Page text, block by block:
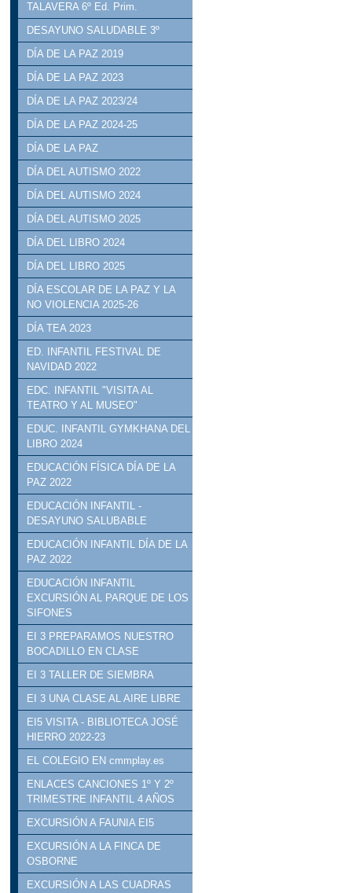
TALAVERA 6º Ed. Prim.
DESAYUNO SALUDABLE 3º
DÍA DE LA PAZ 2019
DÍA DE LA PAZ 2023
DÍA DE LA PAZ 2023/24
DÍA DE LA PAZ 2024-25
DÍA DE LA PAZ
DÍA DEL AUTISMO 2022
DÍA DEL AUTISMO 2024
DÍA DEL AUTISMO 2025
DÍA DEL LIBRO 2024
DÍA DEL LIBRO 2025
DÍA ESCOLAR DE LA PAZ Y LA
NO VIOLENCIA 2025-26
DÍA TEA 2023
ED. INFANTIL FESTIVAL DE
NAVIDAD 2022
EDC. INFANTIL "VISITA AL
TEATRO Y AL MUSEO"
EDUC. INFANTIL GYMKHANA DEL
LIBRO 2024
EDUCACIÓN FÍSICA DÍA DE LA
PAZ 2022
EDUCACIÓN INFANTIL -
DESAYUNO SALUBABLE
EDUCACIÓN INFANTIL DÍA DE LA
PAZ 2022
EDUCACIÓN INFANTIL
EXCURSIÓN AL PARQUE DE LOS
SIFONES
EI 3 PREPARAMOS NUESTRO
BOCADILLO EN CLASE
EI 3 TALLER DE SIEMBRA
EI 3 UNA CLASE AL AIRE LIBRE
EI5 VISITA - BIBLIOTECA JOSÉ
HIERRO 2022-23
EL COLEGIO EN cmmplay.es
ENLACES CANCIONES 1º Y 2º
TRIMESTRE INFANTIL 4 AÑOS
EXCURSIÓN A FAUNIA EI5
EXCURSIÓN A LA FINCA DE
OSBORNE
EXCURSIÓN A LAS CUADRAS